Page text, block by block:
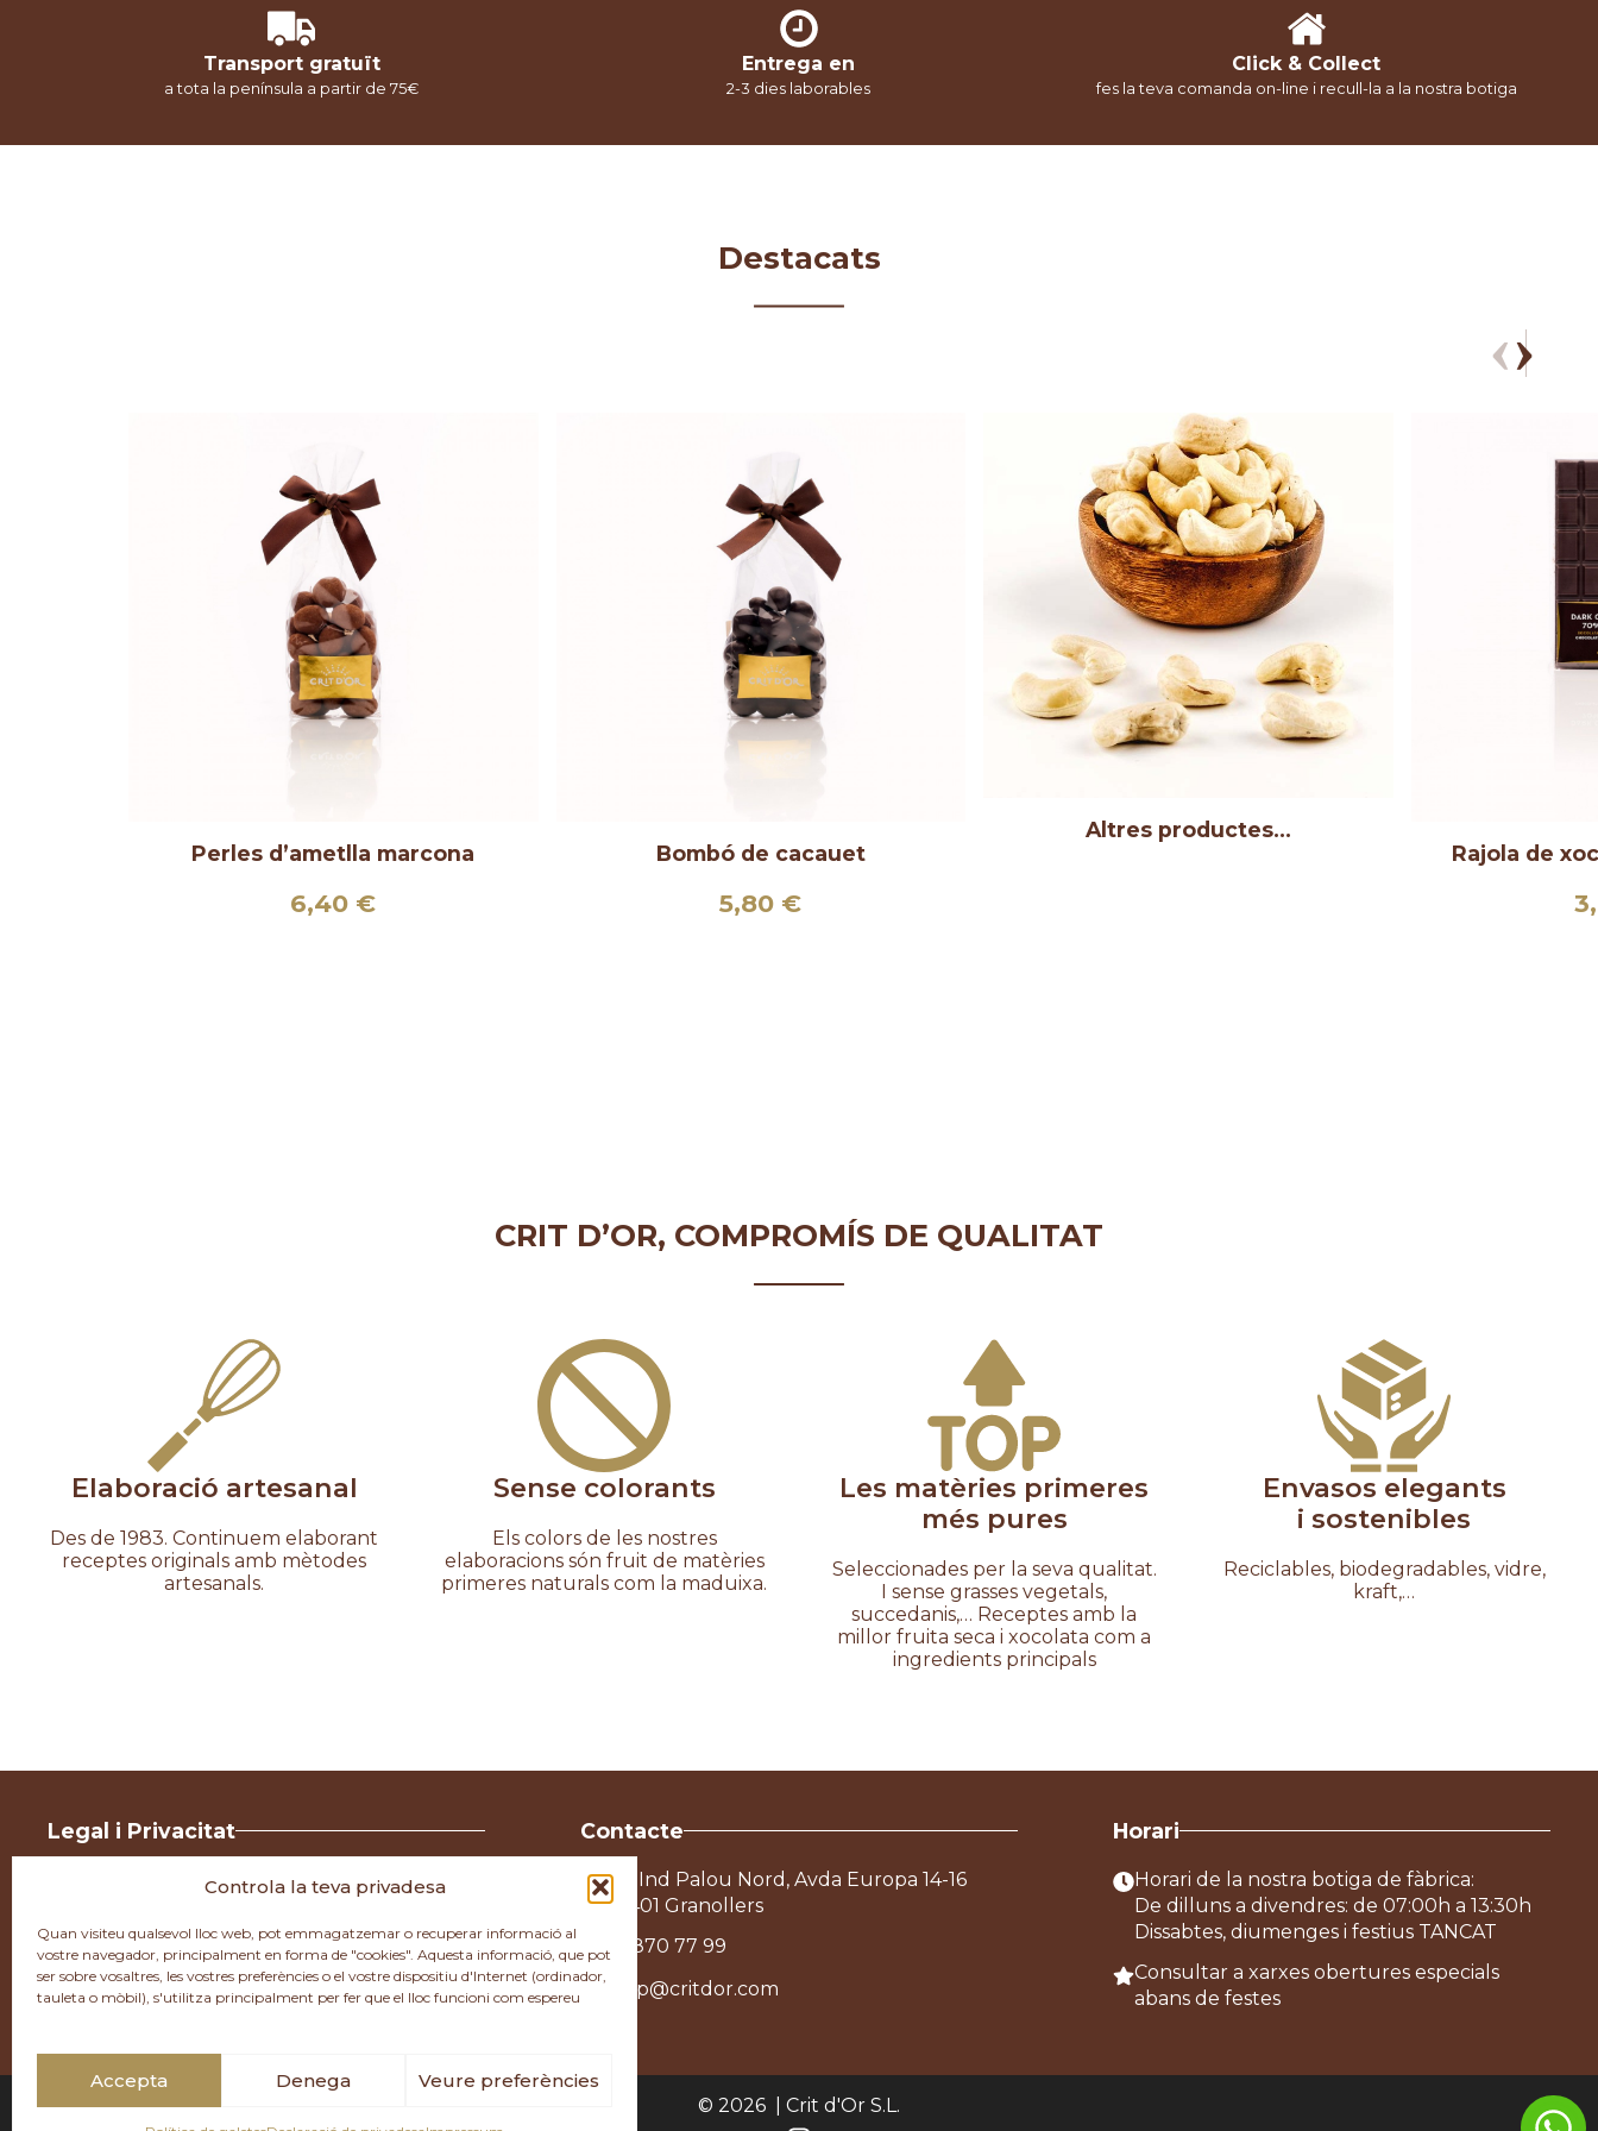
Controla la teva privadesa
Quan visiteu qualsevol lloc web, pot emmagatzemar o recuperar informació al
vostre navegador, principalment en forma de "cookies". Aquesta informació, que pot
ser sobre vosaltres, les vostres preferències o el vostre dispositiu d'Internet (ordinador,
tauleta o mòbil), s'utilitza principalment per fer que el lloc funcioni com espereu
Accepta Denega Veure preferències
Transport gratuït
a tota la península a partir de 75€
Entrega en
2-3 dies laborables
Click & Collect
fes la teva comanda on-line i recull-la a la nostra botiga
Destacats
Perles d’ametlla marcona
6,40 €
Bombó de cacauet
5,80 €
Altres productes…
Rajola de
‹›
CRIT D’OR, COMPROMÍS DE QUALITAT
Elaboració artesanal
Des de 1983. Continuem elaborant
receptes originals amb mètodes
artesanals.
Sense colorants
Els colors de les nostres
elaboracions són fruit de matèries
primeres naturals com la maduixa.
Les matèries primeres
més pures
Seleccionades per la seva qualitat.
I sense grasses vegetals,
succedanis,… Receptes amb la
millor fruita seca i xocolata com a
ingredients principals
Envasos elegants
i sostenibles
Reciclables, biodegradables, vidre,
kraft,…
Legal i Privacitat
Política de privacitat
Condicions de compra
Contacte
Pol Ind Palou Nord, Avda Europa 14-16
08401 Granollers
93 870 77 99
shop@critdor.com
Horari
Horari de la nostra botiga de fàbrica:
De dilluns a divendres: de 07:00h a 13:30h
Dissabtes, diumenges i festius TANCAT
Consultar a xarxes obertures especials
abans de festes
© 2026 | Crit d'Or S.L.